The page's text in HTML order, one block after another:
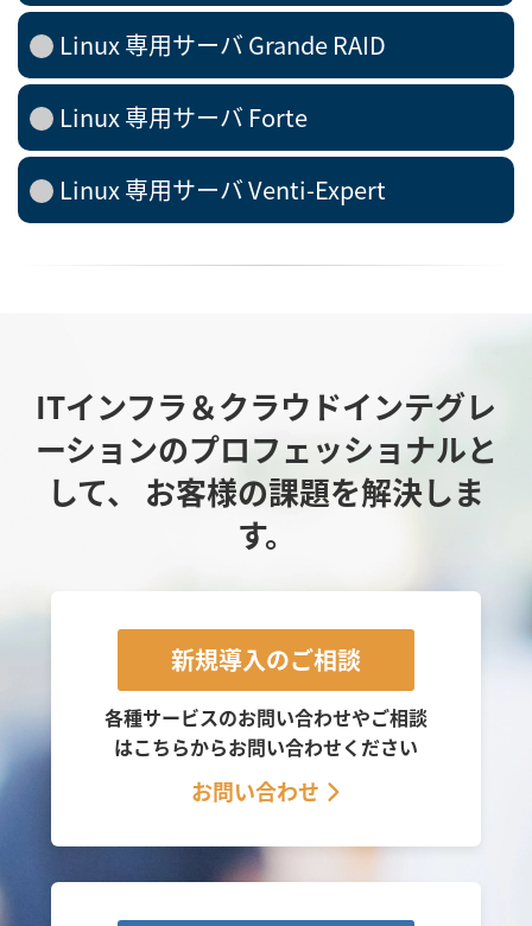
Linux 専用サーバ Grande RAID
Linux 専用サーバ Forte
Linux 専用サーバ Venti-Expert
ITインフラ＆クラウドインテグレ
ーションのプロフェッショナルと
して、
お客様の課題を解決しま
す。
新規導入のご相談
各種サービスのお問い合わせやご相談
はこちらからお問い合わせください
お問い合わせ